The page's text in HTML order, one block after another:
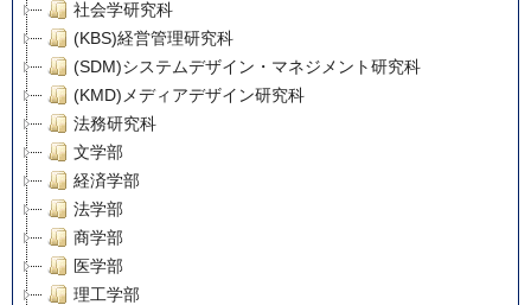
社会学研究科
(KBS)経営管理研究科
(SDM)システムデザイン・マネジメント研究科
(KMD)メディアデザイン研究科
法務研究科
文学部
経済学部
法学部
商学部
医学部
理工学部